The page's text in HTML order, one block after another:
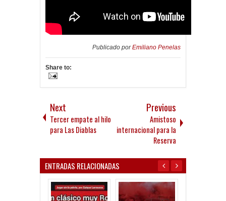
Publicado porEmiliano Penelas
Share to:
Next
Tercer empate al hilo
para Las Diablas
Previous
Amistoso
internacional para la
Reserva
ENTRADAS RELACIONADAS